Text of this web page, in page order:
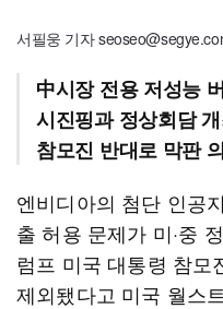
서필웅 기자
中시장 전용 저성능
시진핑과 정상회담
참모진 반대로 막판
엔비디아의 첨단 인공
출 허용 문제가 미·중
럼프 미국 대통령 참모
제외됐다고 미국 월스